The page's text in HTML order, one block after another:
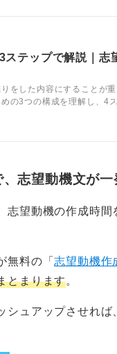
らせず「なぜ自分は
いたのか」「過去
業の特徴と重なった
ステップで解説｜志
をした内容にすることが重
の3つの構成を理解し、4ス
う。回答例文や伝え方のコ
志望動機文が
志望動機の作成時
無料の「志望動機作
とまります。
シュアップさせれ